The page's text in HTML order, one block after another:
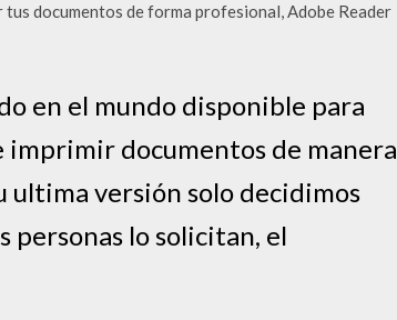
documentos de forma profesional, Adobe Reader
en el mundo disponible para
imprimir documentos de manera
ultima versión solo decidimos
personas lo solicitan, el